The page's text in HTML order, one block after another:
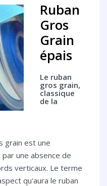
Ruban
Gros
Grain
épais
Le ruban
gros grain,
classique
de la
grain est une
une absence de
verticaux. Le terme
qu'aura le ruban